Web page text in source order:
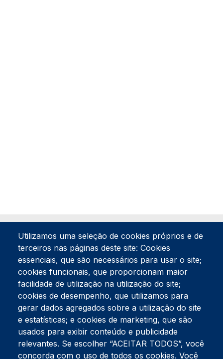
Tel:234 390 100Fax:234 390 100
Endereço Postal
Apartado 42
Rua Gil Eanes 31
3834-908 Gafanha da Nazaré
Estúdios
Utilizamos uma seleção de cookies próprios e de
terceiros nas páginas deste site: Cookies
essenciais, que são necessários para usar o site;
cookies funcionais, que proporcionam maior
facilidade de utilização na utilização do site;
cookies de desempenho, que utilizamos para
gerar dados agregados sobre a utilização do site
e estatísticas; e cookies de marketing, que são
usados para exibir conteúdo e publicidade
relevantes. Se escolher “ACEITAR TODOS”, você
concorda com o uso de todos os cookies. Você